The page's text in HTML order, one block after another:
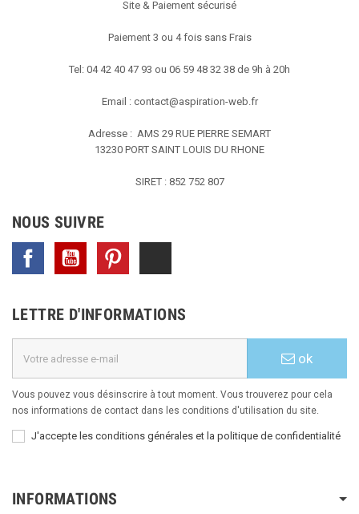
Site & Paiement sécurisé
Paiement 3 ou 4 fois sans Frais
Tel: 04 42 40 47 93 ou 06 59 48 32 38 de 9h à 20h
Email : contact@aspiration-web.fr
Adresse : AMS 29 RUE PIERRE SEMART
13230 PORT SAINT LOUIS DU RHONE
SIRET : 852 752 807
NOUS SUIVRE
Facebook YouTube
LETTRE D'INFORMATIONS
ok
Vous pouvez vous désinscrire à tout moment. Vous trouverez pour cela
nos informations de contact dans les conditions d'utilisation du site.
J'accepte les conditions générales et la politique de confidentialité
INFORMATIONS